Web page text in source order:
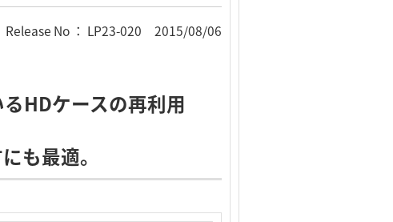
Release No ： LP23-020 2015/08/06
HDケースの再利用
も最適。